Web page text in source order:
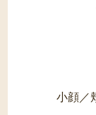
小顔／